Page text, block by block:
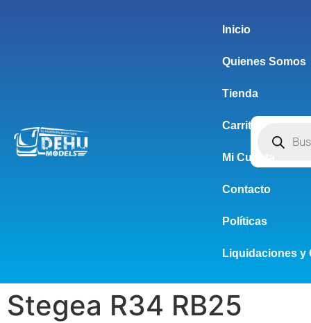
Inicio
Quienes Somos
Tienda
Carrito
Mi Cuenta
Contacto
Políticas
Liquidaciones y
Stegea R34 RB25